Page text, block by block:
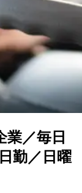
業／毎日
勤／日曜